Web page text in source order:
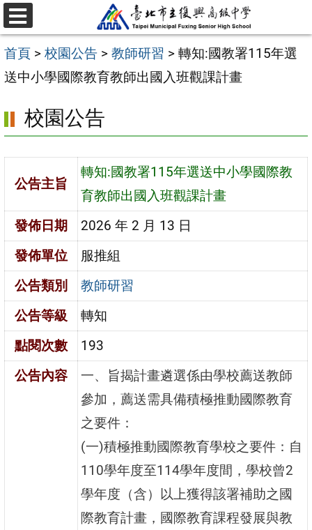
跳
至
主
要
容
區
選
單
首頁 > 校園公告 > 教師研習 > 轉知:國教署115年選
送中小學國際教育教師出國入班觀課計畫
校園公告
公告主旨
轉知:國教署115年選送中小學國際教
育教師出國入班觀課計畫
發佈日期
2026 年 2 月 13 日
發佈單位
服推組
公告類別
教師研習
公告等級
轉知
點閱次數
193
公告內容
一、旨揭計畫遴選係由學校薦送教師
參加，薦送需具備積極推動國際教育
之要件：
(一)積極推動國際教育學校之要件：自
110學年度至114學年度間，學校曾2
學年度（含）以上獲得該署補助之國
際教育計畫，國際教育課程發展與教